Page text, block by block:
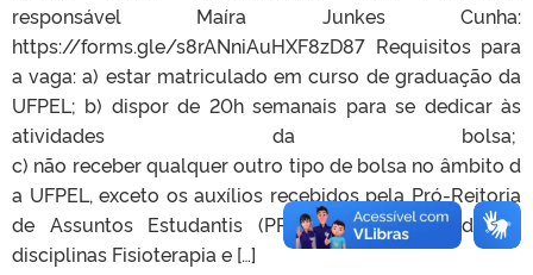
responsável Maíra Junkes Cunha:
https://forms.gle/s8rANniAuHXF8zD87 Requisitos para
a vaga: a) estar matriculado em curso de graduação da
UFPEL; b) dispor de 20h semanais para se dedicar às
atividades da bolsa;
c) não receber qualquer outro tipo de bolsa no âmbito d
a UFPEL, exceto os auxílios recebidos pela Pró‑Reitoria
de Assuntos Estudantis (PRAE); d) ter cursado as
disciplinas Fisioterapia e […]